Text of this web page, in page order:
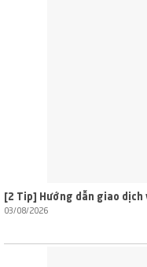
[2 Tip] Hướng dẫn giao
03/08/2026